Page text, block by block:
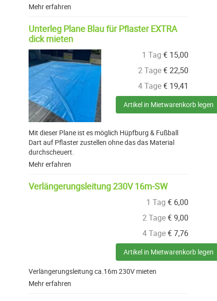
Mehr erfahren
Unterleg Plane Blau für Pflaster EXTRA
dick mieten
1 Tag € 15,00
2 Tage€22,50
4 Tage€ 19,41
Artikel in Mietwarenkorb legen
Mit dieser Plane ist es möglich Hüpfburg & Fußball
Dart auf Pflaster zustellen ohne das das Material
durchscheuert.
Mehr erfahren
Verlängerungsleitung 230V 16m-SW
1 Tag € 6,00
2 Tage€9,00
4 Tage€7,76
Artikel in Mietwarenkorb legen
Verlängerungsleitung ca.16m 230V mieten
Mehr erfahren